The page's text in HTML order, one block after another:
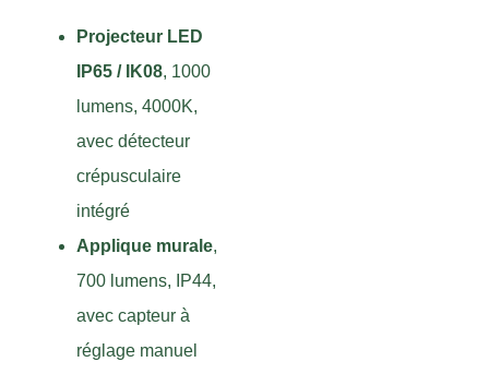
Projecteur LED
IP65 / IK08, 1000
lumens, 4000K,
avec détecteur
crépusculaire
intégré
Applique murale,
700 lumens, IP44,
avec capteur à
réglage manuel